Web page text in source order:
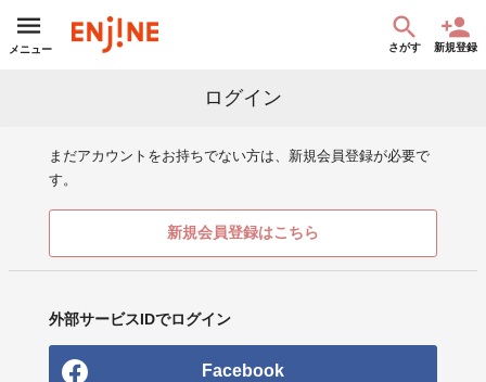
メニュー さがす 新規登録
ログイン
まだアカウントをお持ちでない方は、新規会員登録が必要で
す。
新規会員登録はこちら
外部サービスIDでログイン
Facebook